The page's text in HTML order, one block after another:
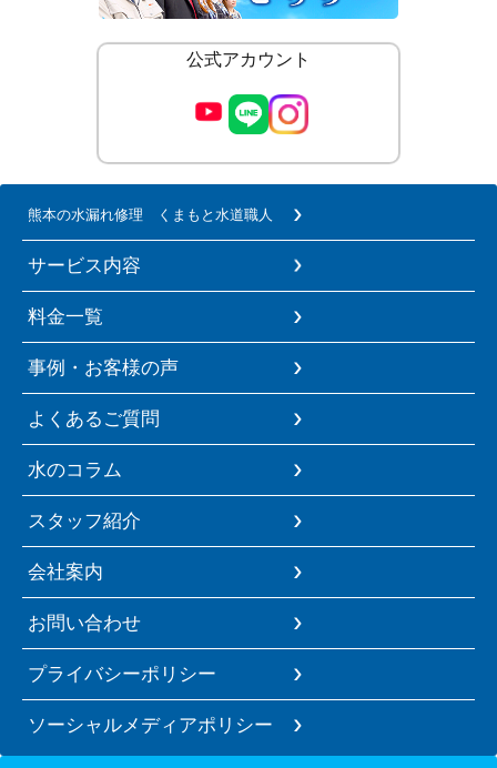
公式アカウント
熊本の水漏れ修理 くまもと水道職人
サービス内容
料金一覧
事例・お客様の声
よくあるご質問
水のコラム
スタッフ紹介
会社案内
お問い合わせ
プライバシーポリシー
ソーシャルメディアポリシー